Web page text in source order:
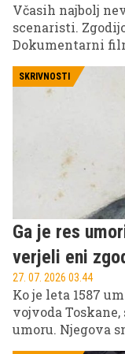
Včasih najbolj
scenaristi.
Dokumentarni
ljudi in odpirajo
vprašanju: Kako
ti, da preveriš
nato skočiš na
zgodbe, vredne
SKRIVNOSTI
Ga je res
verjeli eni
27. 07. 2026 03.44
Ko je leta 1587
vojvoda
umoru. Njegova